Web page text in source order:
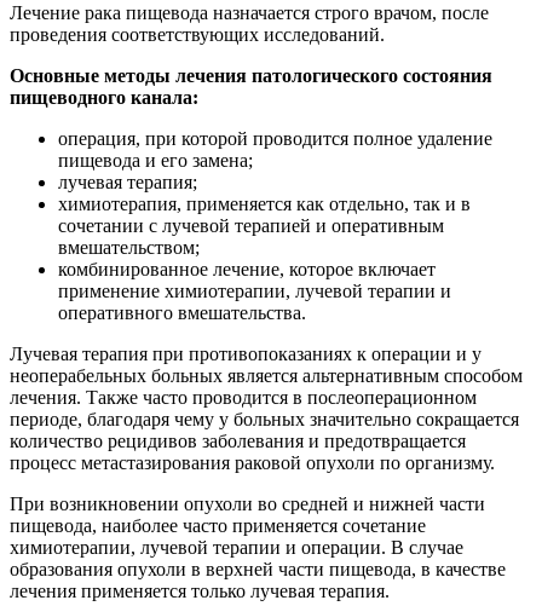
Лечение рака пищевода назначается строго врачом, после
проведения соответствующих исследований.
Основные методы лечения патологического состояния
пищеводного канала:
операция, при которой проводится полное удаление
пищевода и его замена;
лучевая терапия;
химиотерапия, применяется как отдельно, так и в
сочетании с лучевой терапией и оперативным
вмешательством;
комбинированное лечение, которое включает
применение химиотерапии, лучевой терапии и
оперативного вмешательства.
Лучевая терапия при противопоказаниях к операции и у
неоперабельных больных является альтернативным способом
лечения. Также часто проводится в послеоперационном
периоде, благодаря чему у больных значительно сокращается
количество рецидивов заболевания и предотвращается
процесс метастазирования раковой опухоли по организму.
При возникновении опухоли во средней и нижней части
пищевода, наиболее часто применяется сочетание
химиотерапии, лучевой терапии и операции. В случае
образования опухоли в верхней части пищевода, в качестве
лечения применяется только лучевая терапия.